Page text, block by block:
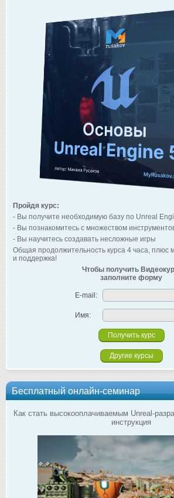
Пройдя курс:
- Вы получите необходимую базу по Unreal
- Вы познакомитесь с множеством
- Вы научитесь создавать несложные игры
Общая продолжительность курса 4 часа, плюс
и поддержка!
Чтобы получить
заполните форму
E-mail:
Имя:
Другие курсы
Бесплатный онлайн-семинар
Как стать высокооплачиваемым Unreal-
инструкция